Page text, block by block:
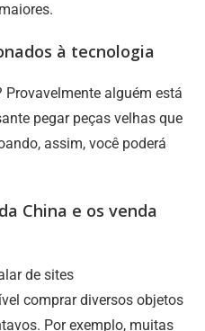
à tecnologia
alguém está
pegar peças velhas que
assim, você poderá
China e os venda
de sites
comprar diversos objetos
Por exemplo, muitas